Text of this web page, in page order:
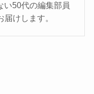
い50代の編集部員
けします。